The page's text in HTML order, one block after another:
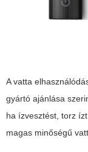
A vatta
gyártó ajánlása
ha ízvesztést, torz
magas minőségű